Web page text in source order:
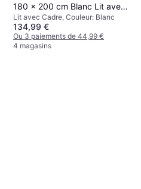
180 x 200 cm Blanc Lit avec
Cadre
Lit avec Cadre, Couleur: Blanc
134,99 €
Ou 3 paiements de 44,99 €
4 magasins